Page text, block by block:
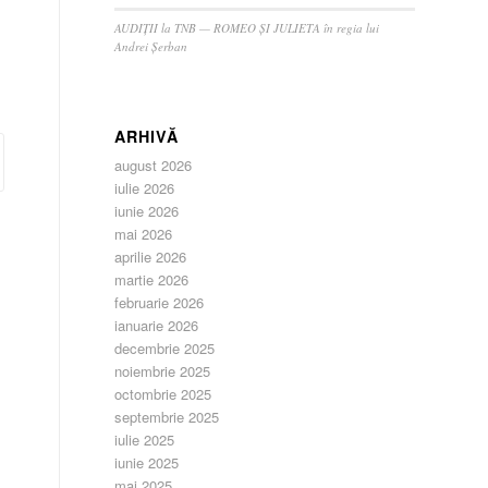
AUDIȚII la TNB — ROMEO ȘI JULIETA în regia lui
Andrei Șerban
ARHIVĂ
august 2026
iulie 2026
iunie 2026
mai 2026
aprilie 2026
martie 2026
februarie 2026
ianuarie 2026
decembrie 2025
noiembrie 2025
octombrie 2025
septembrie 2025
iulie 2025
iunie 2025